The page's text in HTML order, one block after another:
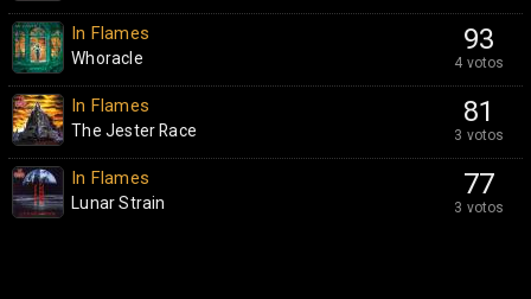
93
4 votos
In Flames
Whoracle
81
3 votos
In Flames
The Jester Race
77
3 votos
In Flames
Lunar Strain